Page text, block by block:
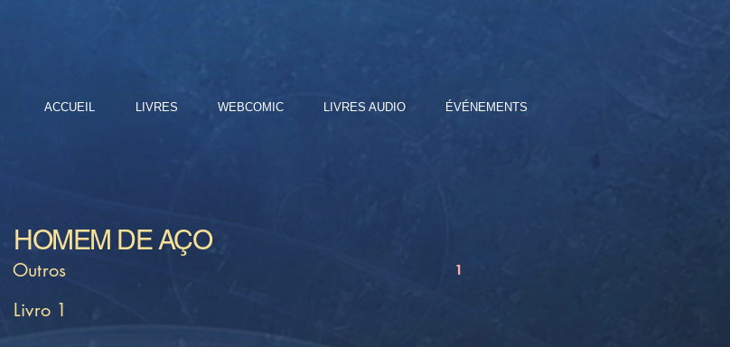
ACCUEIL LIVRES WEBCOMIC LIVRES AUDIO ÉVÉNEMENTS
HOMEM DE AÇO
Outros 1
Livro 1